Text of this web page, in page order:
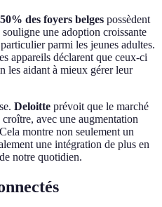
50% des foyers belges possèdent
une adoption croissante
parmi les jeunes adultes.
appareils déclarent que ceux-ci
les aidant à mieux gérer leur
Deloitte prévoit que le marché
avec une augmentation
montre non seulement un
une intégration de plus en
notre quotidien.